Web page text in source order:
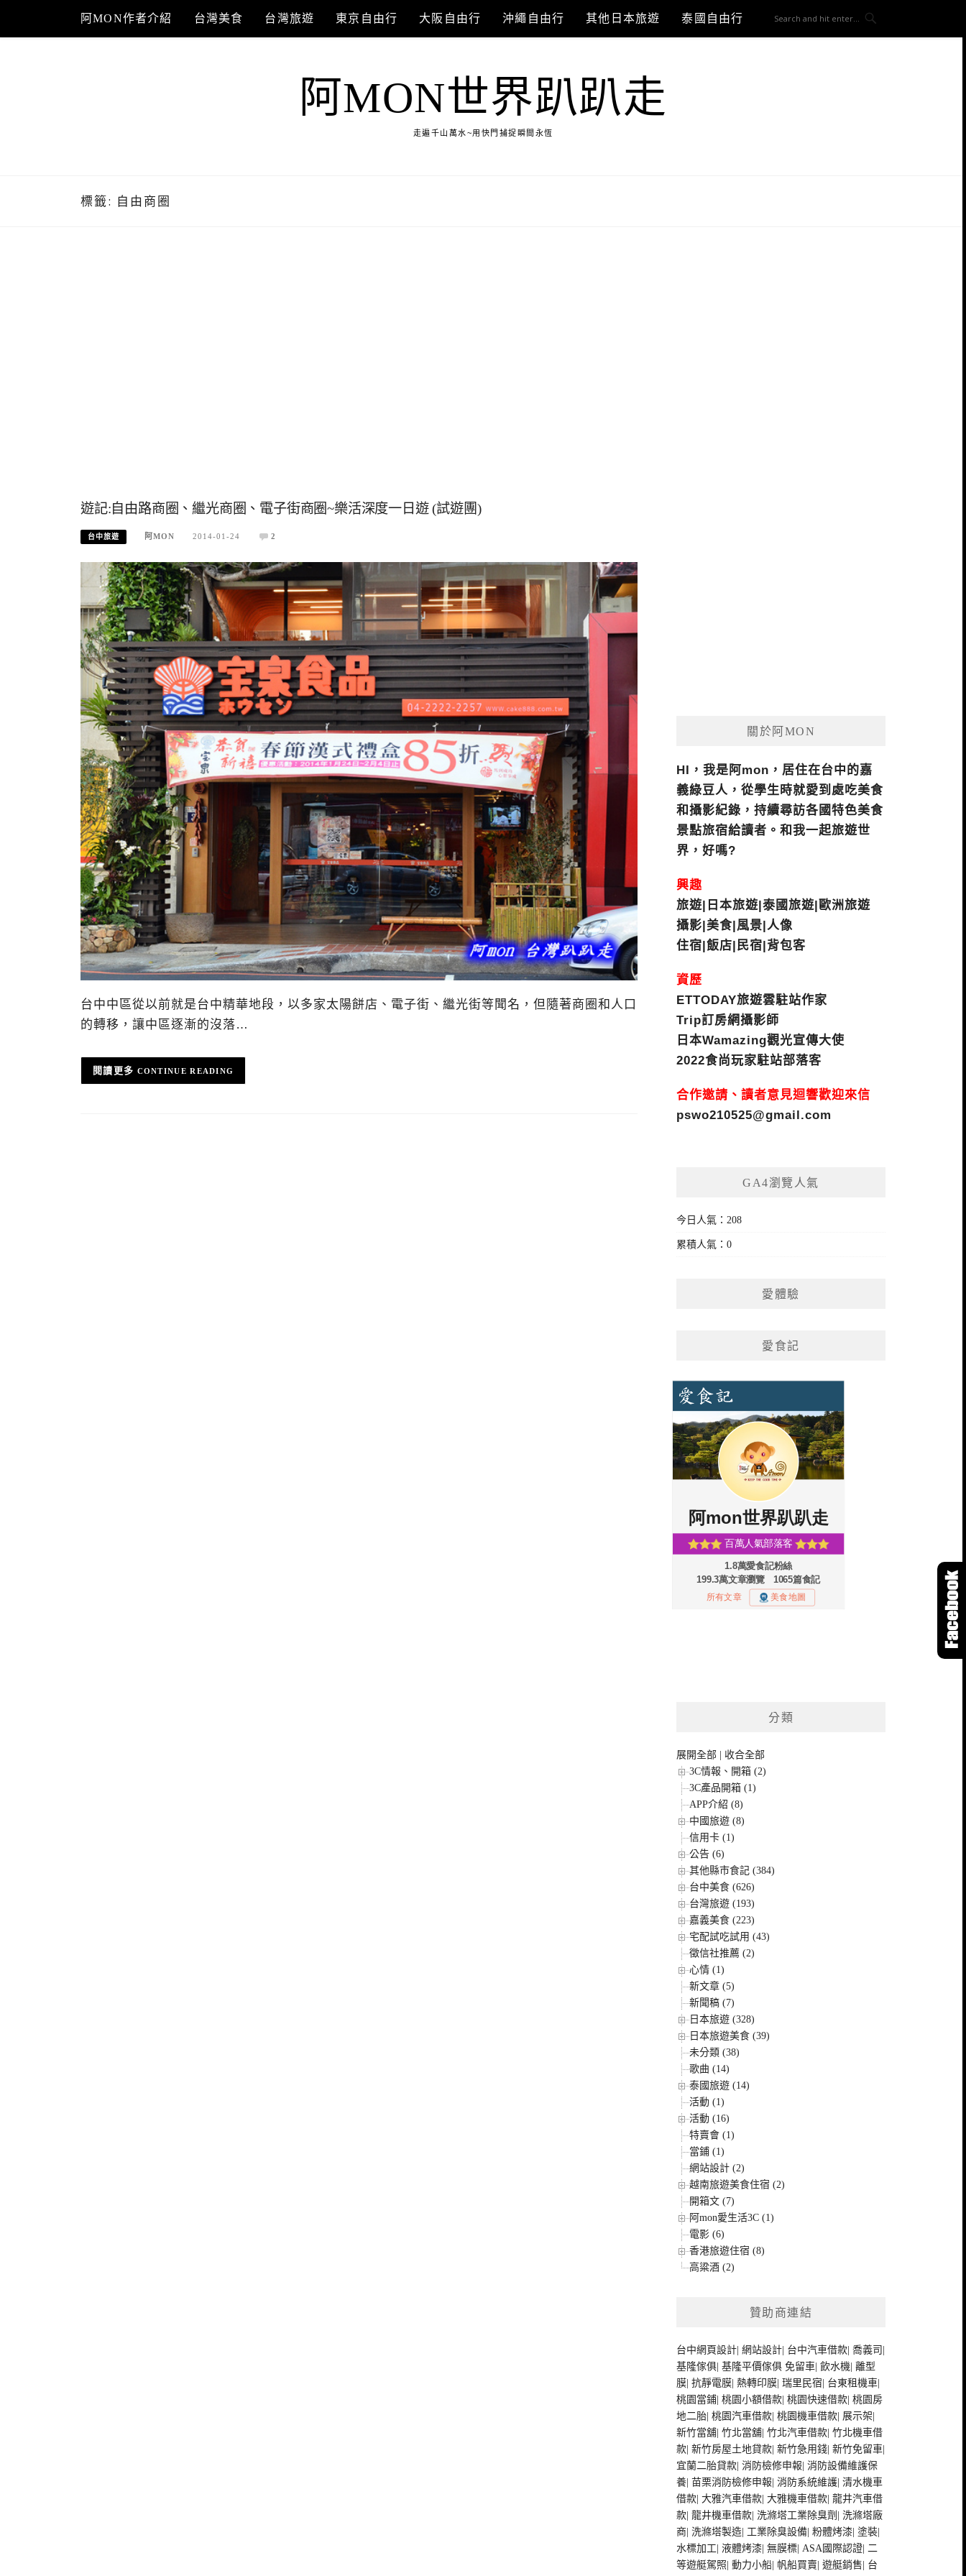
content
阿MON作者介紹 台灣美食 台灣旅遊 東京自由行 大阪自由行 沖繩自由行 其他日本旅遊 泰國自由行
阿MON世界趴趴走
走遍千山萬水~用快門捕捉瞬間永恆
標籤: 自由商圈
遊記:自由路商圈、繼光商圈、電子街商圈~樂活深度一日遊 (試遊團)
台中旅遊 阿MON 2014-01-24 2
台中中區從以前就是台中精華地段，以多家太陽餅店、電子街、繼光街等聞名，但隨著商圈和人口
的轉移，讓中區逐漸的沒落…
CONTINUE READING
關於阿MON
HI，我是阿mon，居住在台中的嘉
義綠豆人，從學生時就愛到處吃美食
和攝影紀錄，持續尋訪各國特色美食
景點旅宿給讀者。和我一起旅遊世
界，好嗎?
興趣
旅遊|日本旅遊|泰國旅遊|歐洲旅遊
攝影|美食|風景|人像
住宿|飯店|民宿|背包客
資歷
ETTODAY旅遊雲駐站作家
Trip訂房網攝影師
日本Wamazing觀光宣傳大使
2022食尚玩家駐站部落客
合作邀請、讀者意見迴響歡迎來信
pswo210525@gmail.com
GA4瀏覽人氣
今日人氣：208
累積人氣：0
愛體驗
愛食記
分類
展開全部
收合全部
3C情報、開箱 (2)
3C產品開箱 (1)
APP介紹 (8)
中國旅遊 (8)
信用卡 (1)
公告 (6)
其他縣市食記 (384)
台中美食 (626)
台灣旅遊 (193)
嘉義美食 (223)
宅配試吃試用 (43)
徵信社推薦 (2)
心情 (1)
新文章 (5)
新聞稿 (7)
日本旅遊 (328)
日本旅遊美食 (39)
未分類 (38)
歌曲 (14)
泰國旅遊 (14)
活動 (1)
活動 (16)
特賣會 (1)
當鋪 (1)
網站設計 (2)
越南旅遊美食住宿 (2)
開箱文 (7)
阿mon愛生活3C (1)
電影 (6)
香港旅遊住宿 (8)
高粱酒 (2)
贊助商連結
台中網頁設計 |網站設計 台中汽車借款 |喬義司
基隆傢俱 |基隆平價傢俱 免留車 |飲水機 |離型
膜 |抗靜電膜 |熱轉印膜 |瑞里民宿 台東租機車
桃園當鋪 |桃園小額借款 |桃園快速借款 |桃園房
地二胎 |桃園汽車借款 |桃園機車借款 展示架
新竹當舖 |竹北當舖 |竹北汽車借款 |竹北機車借
款 |新竹房屋土地貸款 |新竹急用錢 |新竹免留車
宜蘭二胎貸款 |消防檢修申報 |消防設備維護保
養 |苗栗消防檢修申報 |消防系統維護 |清水機車
借款 |大雅汽車借款 |大雅機車借款 |龍井汽車借
款 |龍井機車借款 洗滌塔工業除臭劑
洗滌塔廠
商 洗滌塔製造 工業除臭設備 |粉體烤漆 |塗裝
水標加工 |液體烤漆 |無膜標 |ASA國際認證 |二
等遊艇駕照 |動力小船 帆船買賣 |遊艇銷售 台